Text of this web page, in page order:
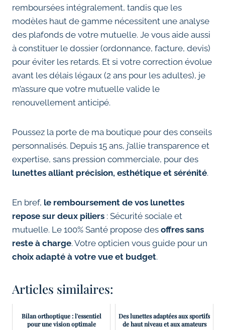
remboursées intégralement, tandis que les
modèles haut de gamme nécessitent une analyse
des plafonds de votre mutuelle. Je vous aide aussi
à constituer le dossier (ordonnance, facture, devis)
pour éviter les retards. Et si votre correction évolue
avant les délais légaux (2 ans pour les adultes), je
m’assure que votre mutuelle valide le
renouvellement anticipé.
Poussez la porte de ma boutique pour des conseils
personnalisés. Depuis 15 ans, j’allie transparence et
expertise, sans pression commerciale, pour des
lunettes alliant précision, esthétique et sérénité.
En bref, le remboursement de vos lunettes
repose sur deux piliers : Sécurité sociale et
mutuelle. Le 100% Santé propose des offres sans
reste à charge. Votre opticien vous guide pour un
choix adapté à votre vue et budget.
Articles similaires:
Bilan orthoptique : l'essentiel
pour une vision optimale
Des lunettes adaptées aux sportifs
de haut niveau et aux amateurs